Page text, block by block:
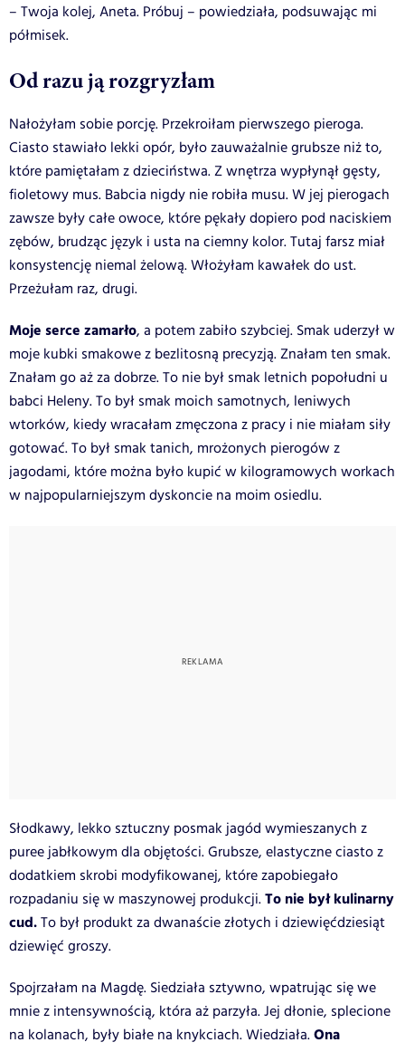
– Twoja kolej, Aneta. Próbuj – powiedziała, podsuwając mi
półmisek.
Od razu ją rozgryzłam
Nałożyłam sobie porcję. Przekroiłam pierwszego pieroga.
Ciasto stawiało lekki opór, było zauważalnie grubsze niż to,
które pamiętałam z dzieciństwa. Z wnętrza wypłynął gęsty,
fioletowy mus. Babcia nigdy nie robiła musu. W jej pierogach
zawsze były całe owoce, które pękały dopiero pod naciskiem
zębów, brudząc język i usta na ciemny kolor. Tutaj farsz miał
konsystencję niemal żelową. Włożyłam kawałek do ust.
Przeżułam raz, drugi.
Moje serce zamarło, a potem zabiło szybciej. Smak uderzył w
moje kubki smakowe z bezlitosną precyzją. Znałam ten smak.
Znałam go aż za dobrze. To nie był smak letnich popołudni u
babci Heleny. To był smak moich samotnych, leniwych
wtorków, kiedy wracałam zmęczona z pracy i nie miałam siły
gotować. To był smak tanich, mrożonych pierogów z
jagodami, które można było kupić w kilogramowych workach
w najpopularniejszym dyskoncie na moim osiedlu.
Słodkawy, lekko sztuczny posmak jagód wymieszanych z
puree jabłkowym dla objętości. Grubsze, elastyczne ciasto z
dodatkiem skrobi modyfikowanej, które zapobiegało
rozpadaniu się w maszynowej produkcji.To nie był kulinarny
cud.To był produkt za dwanaście złotych i dziewięćdziesiąt
dziewięć groszy.
Spojrzałam na Magdę. Siedziała sztywno, wpatrując się we
mnie z intensywnością, która aż parzyła. Jej dłonie, splecione
na kolanach, były białe na knykciach. Wiedziała.Ona